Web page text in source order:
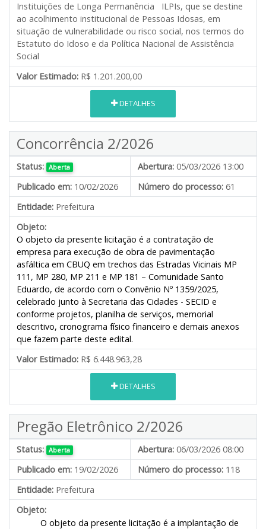
Instituições de Longa Permanência ILPIs, que se destine
ao acolhimento institucional de Pessoas Idosas, em
situação de vulnerabilidade ou risco social, nos termos do
Estatuto do Idoso e da Política Nacional de Assistência
Social
Valor Estimado: R$ 1.201.200,00
DETALHES
Concorrência 2/2026
Status: Aberta Abertura: 05/03/2026 13:00
Publicado em: 10/02/2026 Número do processo: 61
Entidade: Prefeitura
Objeto:
O objeto da presente licitação é a contratação de
empresa para execução de obra de pavimentação
asfáltica em CBUQ em trechos das Estradas Vicinais MP
111, MP 280, MP 211 e MP 181 – Comunidade Santo
Eduardo, de acordo com o Convênio Nº 1359/2025,
celebrado junto à Secretaria das Cidades - SECID e
conforme projetos, planilha de serviços, memorial
descritivo, cronograma físico financeiro e demais anexos
que fazem parte deste edital.
Valor Estimado: R$ 6.448.963,28
DETALHES
Pregão Eletrônico 2/2026
Status: Aberta Abertura: 06/03/2026 08:00
Publicado em: 19/02/2026 Número do processo: 118
Entidade: Prefeitura
Objeto:
O objeto da presente licitação é a implantação de